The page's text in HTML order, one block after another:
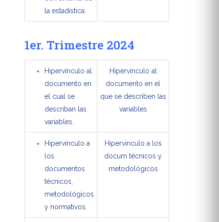
la estadística.
1er. Trimestre 2024
Hipervínculo al
documento en
el cual se
describan las
variables.
Hipervínculo al
documento en el
que se describen las
variables
Hipervínculo a
los
documentos
técnicos,
metodológicos
y normativos.
Hipervínculo a los
docum técnicos y
metodológicos